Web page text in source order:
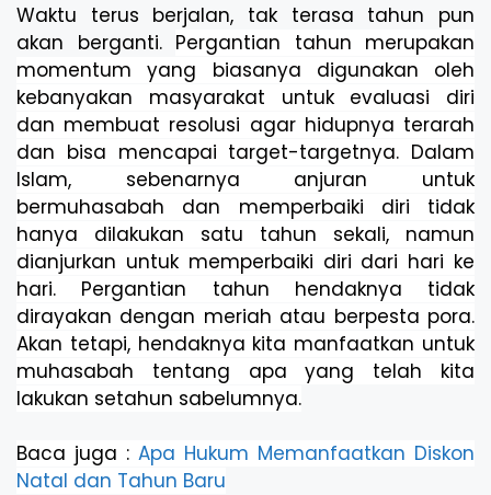
Waktu terus berjalan, tak terasa tahun pun
akan berganti. Pergantian tahun merupakan
momentum yang biasanya digunakan oleh
kebanyakan masyarakat untuk evaluasi diri
dan membuat resolusi agar hidupnya terarah
dan bisa mencapai target-targetnya. Dalam
Islam, sebenarnya anjuran untuk
bermuhasabah dan memperbaiki diri tidak
hanya dilakukan satu tahun sekali, namun
dianjurkan untuk memperbaiki diri dari hari ke
hari. Pergantian tahun hendaknya tidak
dirayakan dengan meriah atau berpesta pora.
Akan tetapi, hendaknya kita manfaatkan untuk
muhasabah tentang apa yang telah kita
lakukan setahun sabelumnya.
Baca juga : Apa Hukum Memanfaatkan Diskon
Natal dan Tahun Baru